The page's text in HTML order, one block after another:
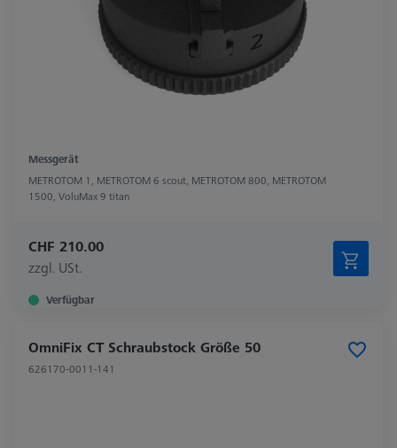
Messgerät
METROTOM 1, METROTOM 6 scout, METROTOM 800, METROTOM
1500, VoluMax 9 titan
CHF 210.00
zzgl. USt.
Verfügbar
OmniFix CT Schraubstock Größe 50
626170-0011-141